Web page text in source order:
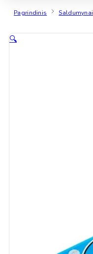
Pagrindinis Saldumynai
🔍